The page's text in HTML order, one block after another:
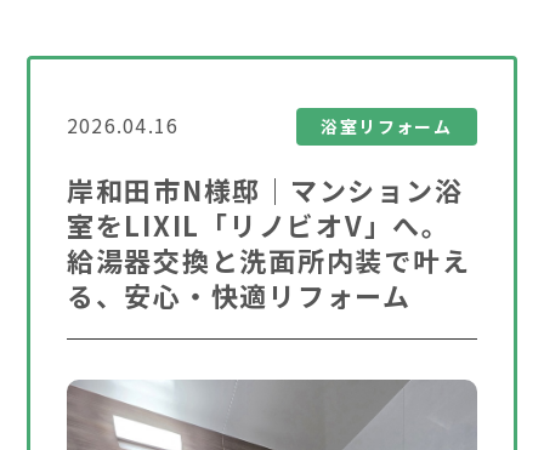
2026.04.16 浴室リフォーム
岸和田市N様邸｜マンション浴
室をLIXIL「リノビオV」へ。
給湯器交換と洗面所内装で叶え
る、安心・快適リフォーム